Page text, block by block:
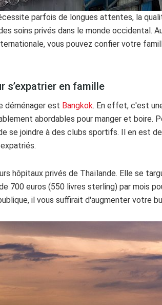
parfois de longues attentes, la
soins privés dans le monde occidental.
vous pouvez confier votre
s’expatrier en famille
déménager est Bangkok. En effet, c'est
abordables pour manger et boire.
se joindre à des clubs sportifs. Il en est
hôpitaux privés de Thaïlande. Elle se
700 euros (550 livres sterling) par mois
il vous suffirait d'augmenter votre